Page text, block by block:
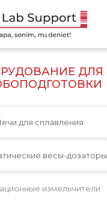
для сплавления
измельчители
весы-дозаторы
ДЛЯ